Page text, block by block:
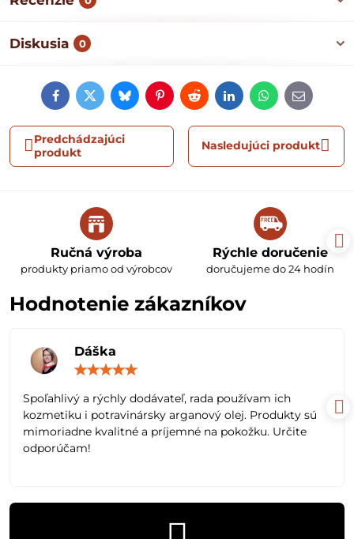
Diskusia 0
FacebookTwitterBlueskyPinterestRedditLinkedInWhatsApp
E-
mail
Predchádzajúci
produkt
Nasledujúci produkt
Ručná výroba
produkty priamo od výrobcov
Rýchle doručenie
doručujeme do 24 hodín
Hodnotenie zákazníkov
Dáška
5
Spoľahlivý a rýchly dodávateľ, rada používam ich
kozmetiku i potravinársky arganový olej. Produkty sú
mimoriadne kvalitné a príjemné na pokožku. Určite
odporúčam!